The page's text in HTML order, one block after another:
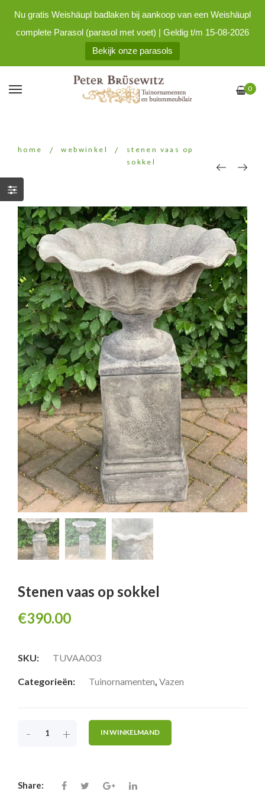
Nu gratis Weishäupl badlaken bij aankoop van een Weishäupl
complete Parasol (parasol met voet) | Geldig t/m 15-08-2026
Bekijk onze parasols
0
home / webwinkel /
stenen vaas op
sokkel
Stenen vaas op sokkel
€390.00
SKU: TUVAA003
Categorieën: Tuinornamenten, Vazen
- + IN WINKELMAND
Share: